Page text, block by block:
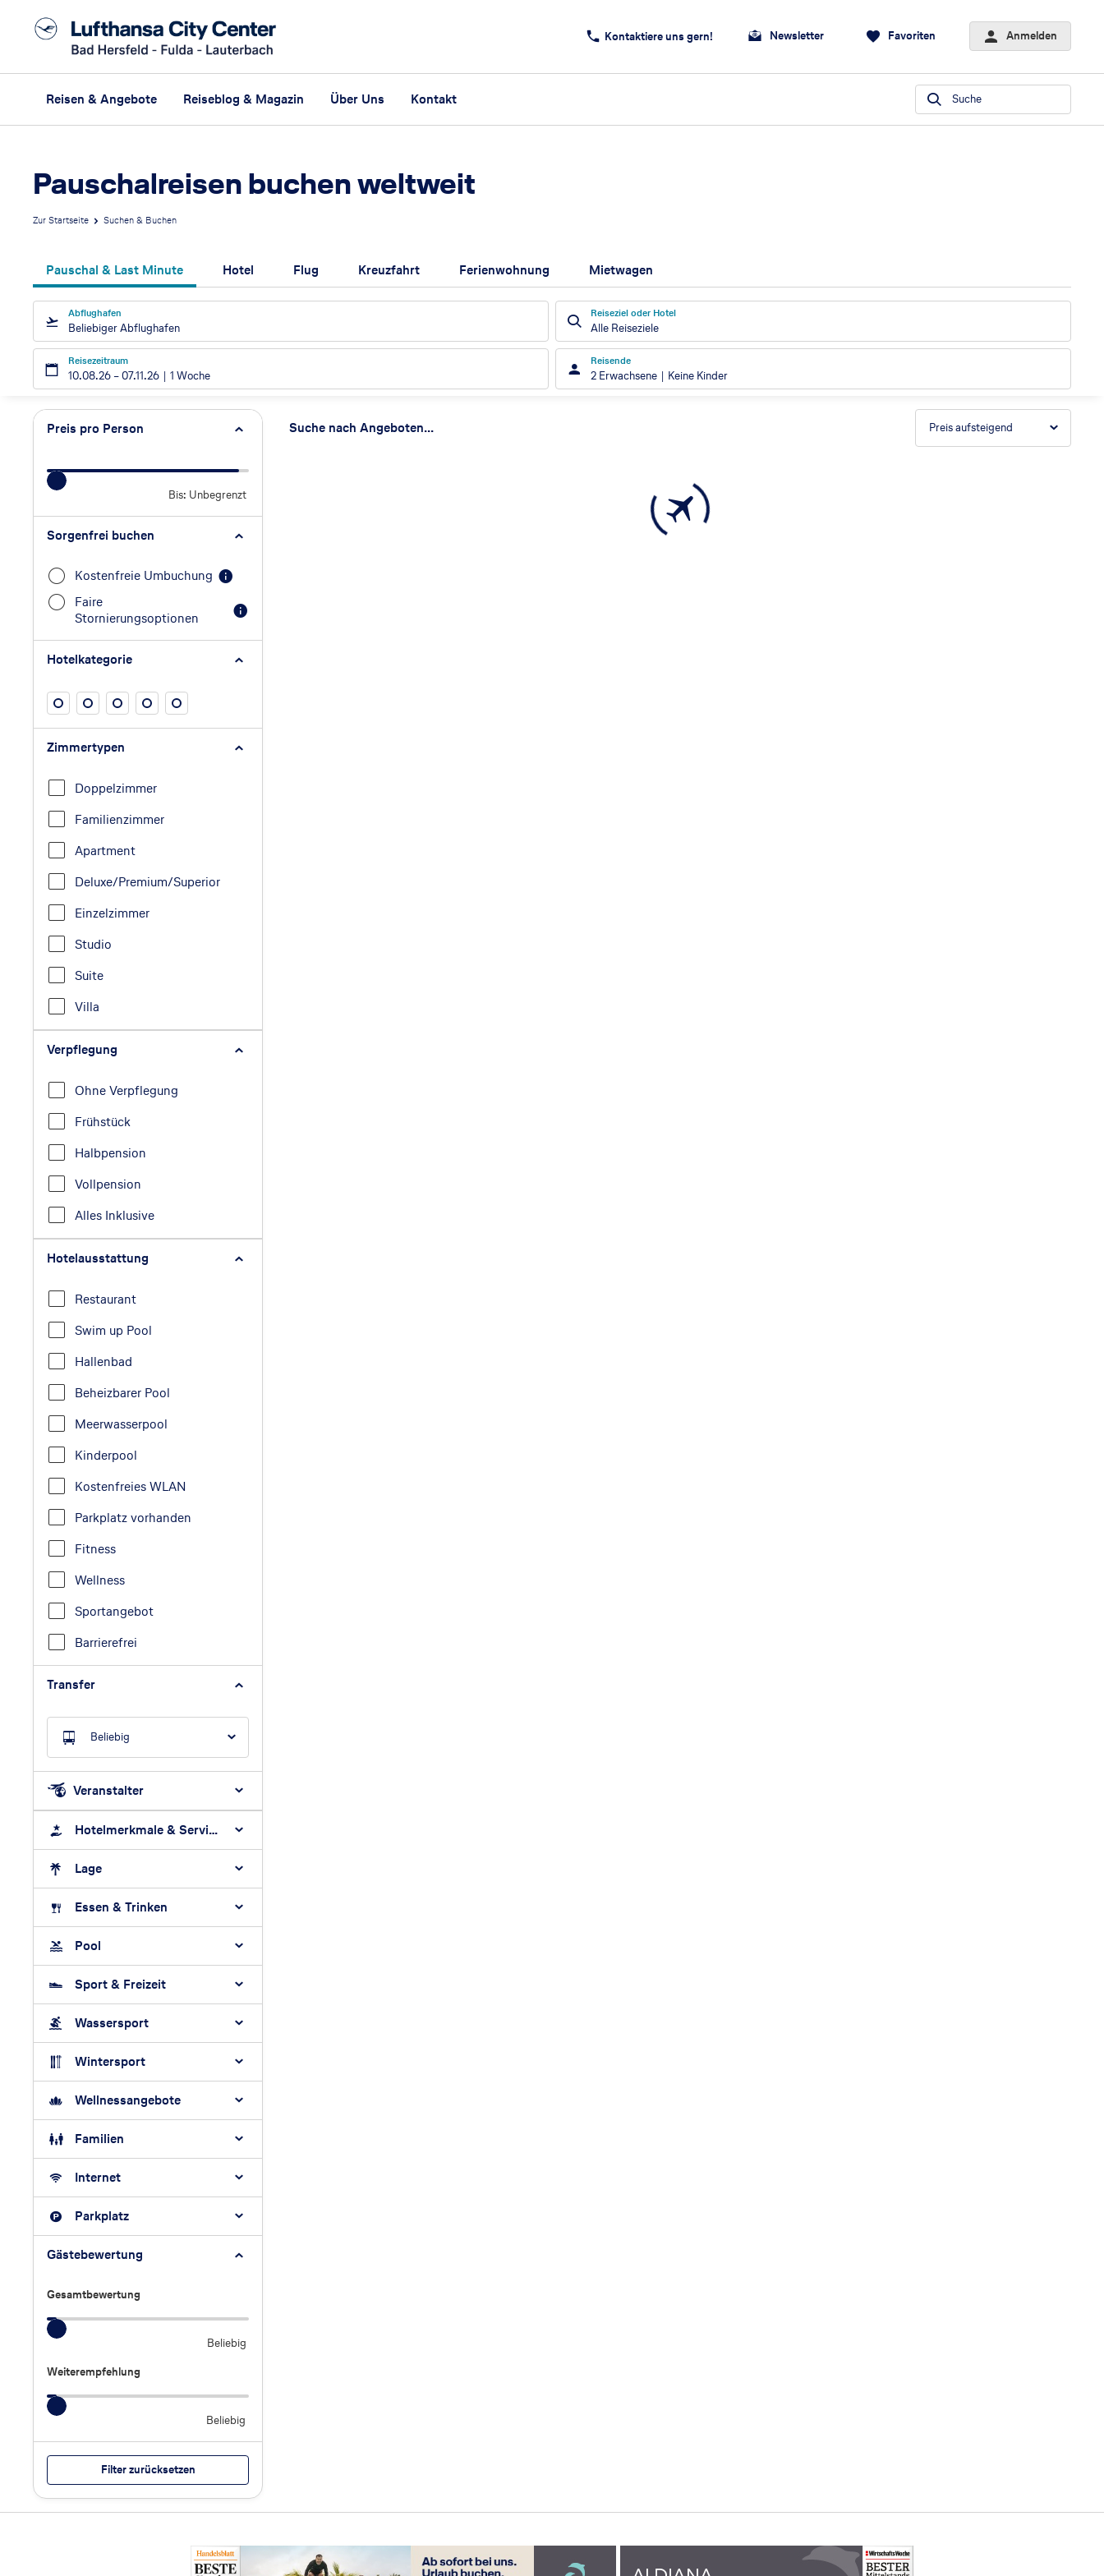
Kontaktiere uns gern! Newsletter Favoriten Anmelden
Reisen & Angebote Reiseblog & Magazin Über Uns Kontakt Suche
Pauschalreisen buchen weltweit
Zur Startseite Suchen & Buchen
Pauschal & Last Minute Hotel Flug Kreuzfahrt Ferienwohnung Mietwagen
Abflughafen
Beliebiger Abflughafen
Reiseziel oder Hotel
Alle Reiseziele
Reisezeitraum
10.08.26 –07.11.26 1 Woche
Reisende
2 Erwachsene Keine Kinder
Preis pro Person
Bis: Unbegrenzt
Sorgenfrei buchen
Kostenfreie Umbuchung
Faire
Stornierungsoptionen
Hotelkategorie
Zimmertypen
Doppelzimmer
Familienzimmer
Apartment
Deluxe/Premium/Superior
Einzelzimmer
Studio
Suite
Villa
Verpflegung
Ohne Verpflegung
Frühstück
Halbpension
Vollpension
Alles Inklusive
Hotelausstattung
Restaurant
Swim up Pool
Hallenbad
Beheizbarer Pool
Meerwasserpool
Kinderpool
Kostenfreies WLAN
Parkplatz vorhanden
Fitness
Wellness
Sportangebot
Barrierefrei
Transfer
Beliebig
Veranstalter
Hotelmerkmale & Services
Lage
Essen & Trinken
Pool
Sport & Freizeit
Wassersport
Wintersport
Wellnessangebote
Familien
Internet
Parkplatz
Gästebewertung
Gesamtbewertung
Gesamtbewertung
Beliebig
Weiterempfehlung
Weiterempfehlung
Beliebig
Filter zurücksetzen
Suchergebnisse
Suche nach Angeboten... Preis aufsteigend